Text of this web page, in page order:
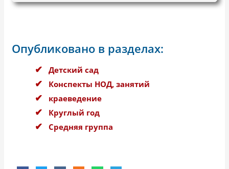
Опубликовано в разделах:
Детский сад
Конспекты НОД, занятий
краеведение
Круглый год
Средняя группа